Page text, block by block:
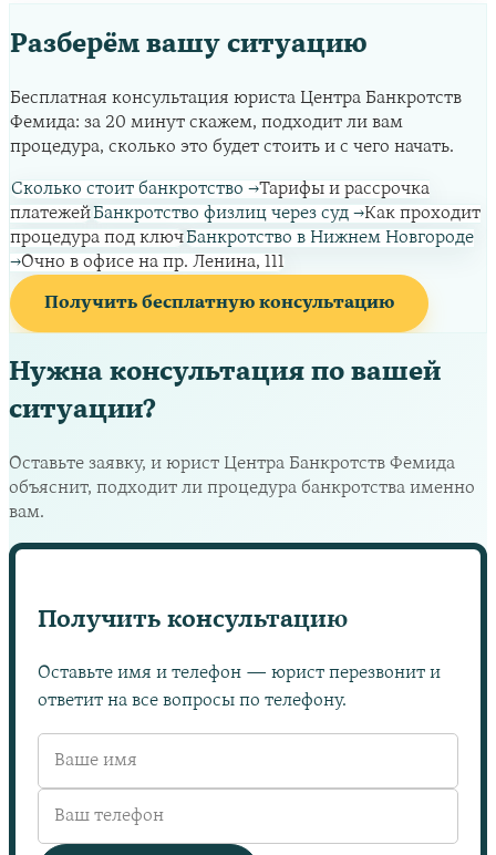
Разберём вашу ситуацию
Бесплатная консультация юриста Центра Банкротств
Фемида: за 20 минут скажем, подходит ли вам
процедура, сколько это будет стоить и с чего начать.
Сколько стоит банкротство →Тарифы и рассрочка
платежейБанкротство физлиц через суд →Как проходит
процедура под ключБанкротство в Нижнем Новгороде
→Очно в офисе на пр. Ленина, 111
Получить бесплатную консультацию
Нужна консультация по вашей
ситуации?
Оставьте заявку, и юрист Центра Банкротств Фемида
объяснит, подходит ли процедура банкротства именно
вам.
Получить консультацию
Оставьте имя и телефон — юрист перезвонит и
ответит на все вопросы по телефону.